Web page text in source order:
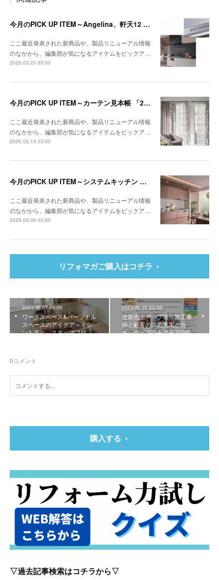
今月のPICK UP ITEM～Angelina、軒天12 トリスタ
ここ最近発表された新商品や、製品リニューアル情報
のなかから、編集部が気になるアイテムをピックア…
2025.03.20 03:00
今月のPICK UP ITEM～カーテン見本帳 「2024-2028 ストリングス」、『RIVIERA TILE COLLECTION 2024-2025 LINEUP CATALOGUE VOL.2
ここ最近発表された新商品や、製品リニューアル情報
のなかから、編集部が気になるアイテムをピックア…
2025.03.13 03:00
今月のPICK UP ITEM～システムキッチン クルート、エコキュート CHP-E37LUX1／ES46LUX1
ここ最近発表された新商品や、製品リニューアル情報
のなかから、編集部が気になるアイテムをピックア…
2025.03.06 03:00
リフォマガご購入はコチラ
2023.06.07 03:00
ワークスペース&パーソナル
スペースのアイデア～ミシ
ンも楽々。スキップフロ…
2023.06.05 03:00
塗装売上アップ術～施工事
例と顧客の声の充実がカ
ギ ウェブのみで月300件…
0コメント
購入する
▽過去記事検索はコチラから▽